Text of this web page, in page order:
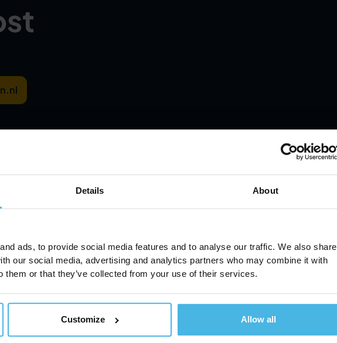
Details About
ads, to provide social media features and to analyse our traffic. We also share
our social media, advertising and analytics partners who may combine it with
them or that they’ve collected from your use of their services.
Customize Allow all
92 80